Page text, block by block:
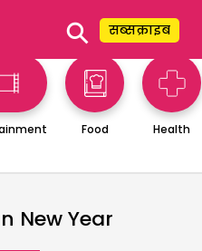
⚲ सब्सक्राइब
Food Health
New Year